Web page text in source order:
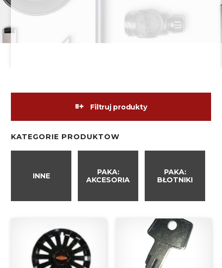
Filtruj produkty
KATEGORIE PRODUKTÓW
INNE
PAKA:
AKCESORIA
PAKA:
BŁOTNIKI